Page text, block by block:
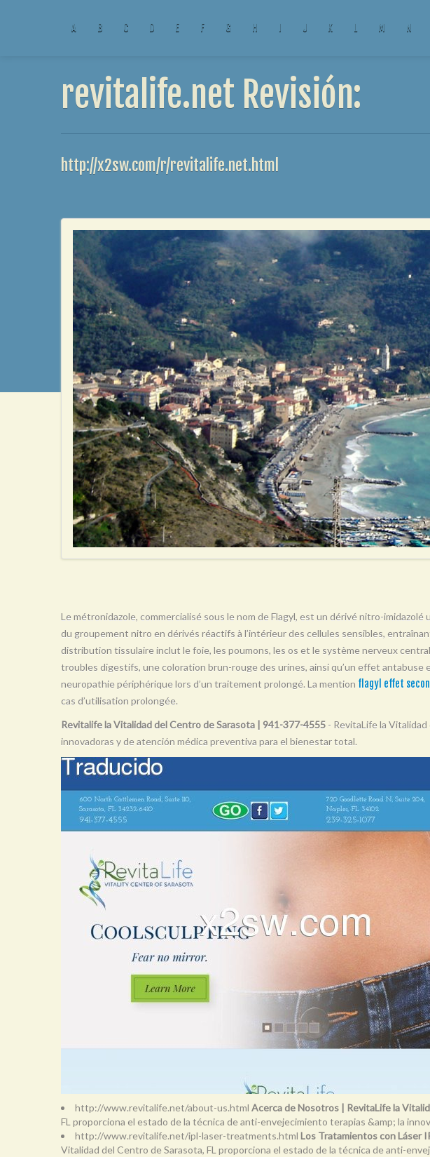
A B C D E F G H I J K L M N
revitalife.net Revisión:
http://x2sw.com/r/revitalife.net.html
Le métronidazole, commercialisé sous le nom de Flagyl, est un dérivé nitro-
du groupement nitro en dérivés réactifs à l’intérieur des cellules sensibles,
distribution tissulaire inclut le foie, les poumons, les os et le système nerveux
troubles digestifs, une coloration brun-rouge des urines, ainsi qu’un effet
neuropathie périphérique lors d’un traitement prolongé. La mention flagyl effet
cas d’utilisation prolongée.
Revitalife la Vitalidad del Centro de Sarasota | 941-377-4555 - RevitaLife la
innovadoras y de atención médica preventiva para el bienestar total.
http://www.revitalife.net/about-us.html Acerca de Nosotros | RevitaLife la
FL proporciona el estado de la técnica de anti-envejecimiento terapias &amp; la
http://www.revitalife.net/ipl-laser-treatments.html Los Tratamientos con Láser
Vitalidad del Centro de Sarasota, FL proporciona el estado de la técnica de anti-